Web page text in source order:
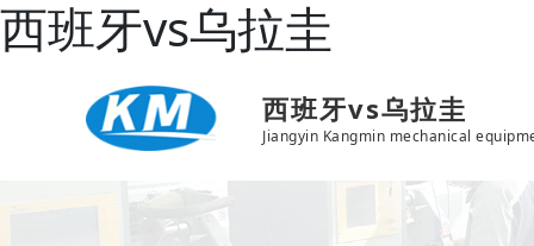
西班牙vs乌拉圭
西班牙vs乌拉圭
Jiangyin Kangmin mechanical